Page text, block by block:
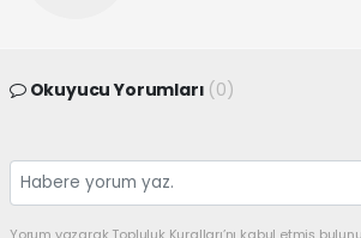
Okuyucu Yorumları (0)